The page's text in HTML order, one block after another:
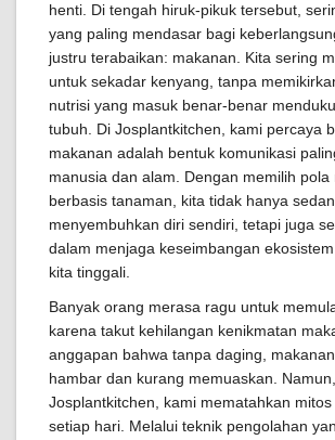
henti. Di tengah hiruk-pikuk tersebut,
yang paling mendasar bagi
justru terabaikan: makanan. Kita sering
untuk sekadar kenyang, tanpa
nutrisi yang masuk benar-benar
tubuh. Di Josplantkitchen, kami percaya
makanan adalah bentuk komunikasi
manusia dan alam. Dengan memilih pola
berbasis tanaman, kita tidak hanya
menyembuhkan diri sendiri, tetapi juga
dalam menjaga keseimbangan
kita tinggali.
Banyak orang merasa ragu untuk
karena takut kehilangan kenikmatan
anggapan bahwa tanpa daging,
hambar dan kurang memuaskan.
Josplantkitchen, kami mematahkan
setiap hari. Melalui teknik pengolahan